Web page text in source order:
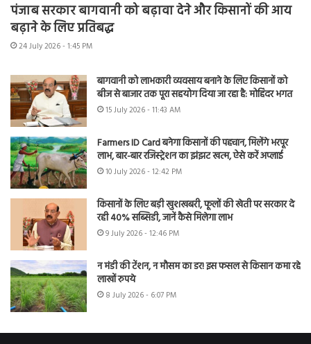
पंजाब सरकार बागवानी को बढ़ावा देने और किसानों की आय
बढ़ाने के लिए प्रतिबद्ध
24 July 2026 - 1:45 PM
बागवानी को लाभकारी व्यवसाय बनाने के लिए किसानों को
बीज से बाजार तक पूरा सहयोग दिया जा रहा है: मोहिंदर भगत
15 July 2026 - 11:43 AM
Farmers ID Card बनेगा किसानों की पहचान, मिलेंगे भरपूर
लाभ, बार-बार रजिस्ट्रेशन का झंझट खत्म, ऐसे करें अप्लाई
10 July 2026 - 12:42 PM
किसानों के लिए बड़ी खुशखबरी, फूलों की खेती पर सरकार दे
रही 40% सब्सिडी, जानें कैसे मिलेगा लाभ
9 July 2026 - 12:46 PM
न मंडी की टेंशन, न मौसम का डर! इस फसल से किसान कमा रहे
लाखों रुपये
8 July 2026 - 6:07 PM